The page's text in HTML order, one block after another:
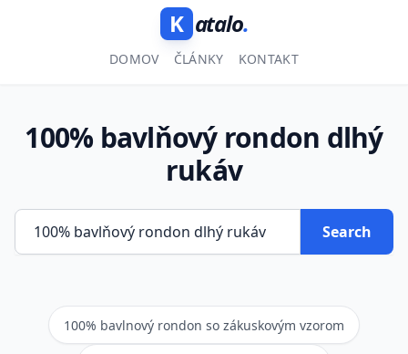
K atalo.
DOMOV ČLÁNKY KONTAKT
100% bavlňový rondon dlhý
rukáv
Search
100% bavlnový rondon so zákuskovým vzorom